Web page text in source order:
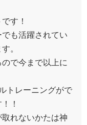
す！
も活躍されてい
。
で今まで以上に
トレーニングがで
！
れないかたは神